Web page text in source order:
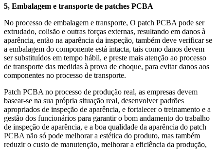
5, Embalagem e transporte de patches PCBA
No processo de embalagem e transporte, O patch PCBA pode ser
extrudado, colisão e outras forças externas, resultando em danos à
aparência, então na aparência da inspeção, também deve verificar se
a embalagem do componente está intacta, tais como danos devem
ser substituídos em tempo hábil, e preste mais atenção ao processo
de transporte das medidas à prova de choque, para evitar danos aos
componentes no processo de transporte.
Patch PCBA no processo de produção real, as empresas devem
basear-se na sua própria situação real, desenvolver padrões
apropriados de inspeção de aparência, e fortalecer o treinamento e a
gestão dos funcionários para garantir o bom andamento do trabalho
de inspeção de aparência, e a boa qualidade da aparência do patch
PCBA não só pode melhorar a estética do produto, mas também
reduzir o custo de manutenção, melhorar a eficiência da produção,